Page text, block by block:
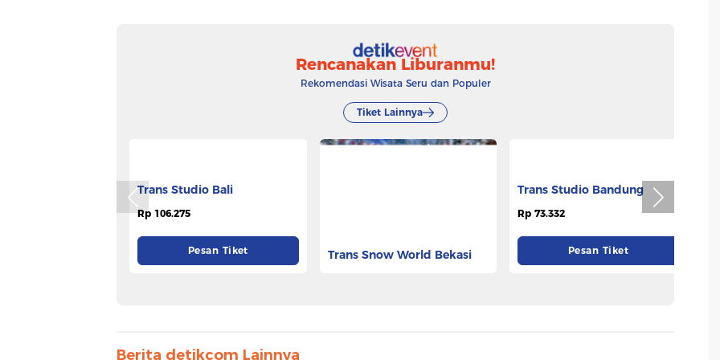
Rencanakan Liburanmu!
Rekomendasi Wisata Seru dan Populer
Tiket Lainnya
Trans Studio Bali Trans Snow World Bekasi Trans Studio Bandung
Berita detikcom Lainnya